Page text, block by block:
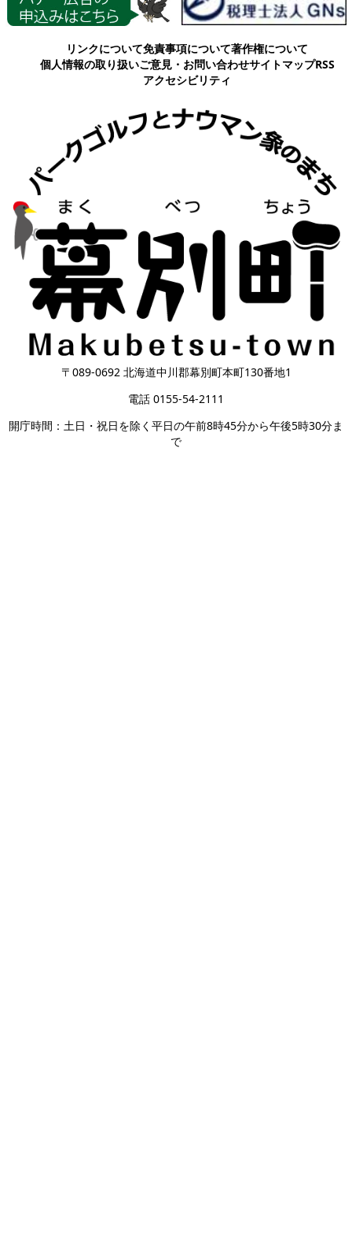
各種情報
リンクについて免責事項について著作権について
個人情報の取り扱いご意見・お問い合わせサイトマップRSS
アクセシビリティ
〒089-0692 北海道中川郡幕別町本町130番地1
電話 0155-54-2111
開庁時間：土日・祝日を除く平日の午前8時45分から午後5時30分ま
で